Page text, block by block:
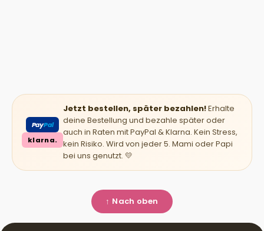
PayPal
klarna.
Jetzt bestellen, später bezahlen!Erhalte
deine Bestellung und bezahle später oder
auch in Raten mit PayPal & Klarna. Kein Stress,
kein Risiko. Wird von jeder 5. Mami oder Papi
bei uns genutzt. 💛
↑ Nach oben